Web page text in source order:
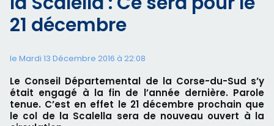
21 décembre
le Mardi 13 Décembre 2016 à 22:08
Le Conseil Départemental de la Corse-du-Sud s’y
était engagé à la fin de l’année dernière. Parole
tenue. C’est en effet le 21 décembre prochain que
le col de la Scalella sera de nouveau ouvert à la